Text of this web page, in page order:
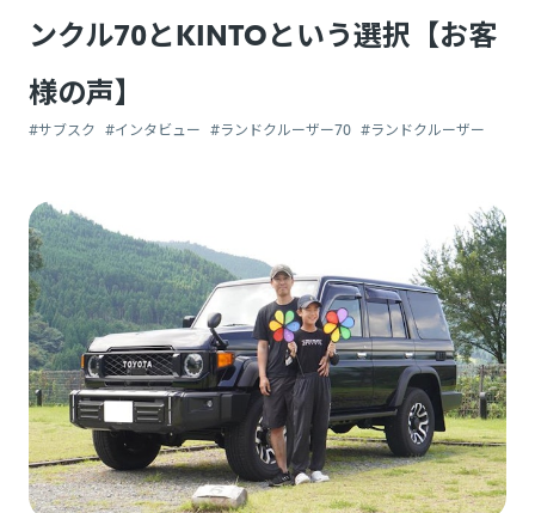
ンクル70とKINTOという選択【お客
様の声】
#サブスク #インタビュー #ランドクルーザー70 #ランドクルーザー